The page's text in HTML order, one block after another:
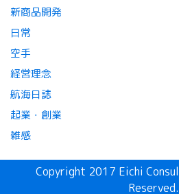
新商品開発
日常
空手
経営理念
航海日誌
起業・創業
雑感
Copyright 2017 Eichi
Reserved.